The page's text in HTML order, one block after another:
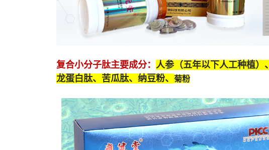
复合小分子肽主要成分： 人参（五年以下人工种植）、
龙蛋白肽、苦瓜肽、纳豆粉、 菊粉